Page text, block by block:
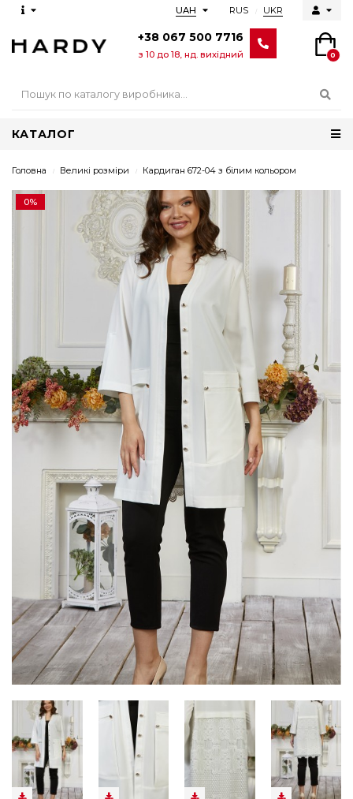
RUS UKR
UAH
+38 067 500 7716
з 10 до 18, нд. вихідний 0
КАТАЛОГ
Головна Великі розміри Кардиган 672-04 з білим кольором
0%